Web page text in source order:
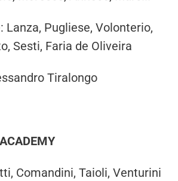
Lanza, Pugliese, Volonterio,
Sesti, Faria de Oliveira
Tiralongo
Comandini, Taioli, Venturini